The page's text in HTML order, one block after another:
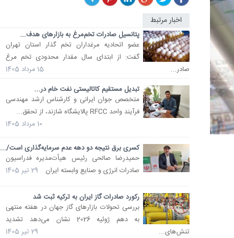
اخبار مرتبط
پتانسیل صادرات تخم‌مرغ به بازارهای هدف...
عضو اتحادیه مرغداران تخم گذار استان تهران
گفت: از ابتدای سال مقدار محدودی تخم مرغ
صادر...
15 مرداد 1405
تبدیل مستقیم کاتالیستی نفت خام در...
متخصص جوان ایرانی و کارشناس ارشد مهندسی
فرآیند واحد RFCC پالایشگاه شازند، از تحقق...
10 مرداد 1405
کسری برق نتیجه دو دهه عدم سرمایه‌گذاری است/...
حمیدرضا صالحی رئیس هیأت‌مدیره فدراسیون
صادرات انرژی و صنایع وابسته ایران
29 تیر 1405
رکورد صادرات گاز ایران به ترکیه ثبت شد
بررسی تحولات بازارهای گاز جهان در هفته منتهی
به دهم ژوئیه 2026 نشان می‌دهد تشدید
تنش‌های...
29 تیر 1405